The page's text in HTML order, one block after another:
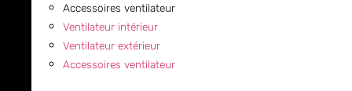
Accessoires ventilateur
Ventilateur intérieur
Ventilateur extérieur
Accessoires ventilateur